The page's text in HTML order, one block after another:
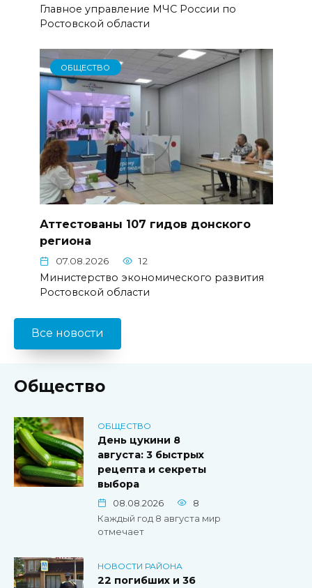
Главное управление МЧС России по
Ростовской области
ОБЩЕСТВО
Аттестованы 107 гидов донского
региона
07.08.2026 12
Министерство экономического развития
Ростовской области
Все новости
Общество
ОБЩЕСТВО
День цукини 8
августа: 3 быстрых
рецепта и секреты
выбора
08.08.2026
8
Каждый год 8 августа мир
отмечает
НОВОСТИ РАЙОНА
22 погибших и 36